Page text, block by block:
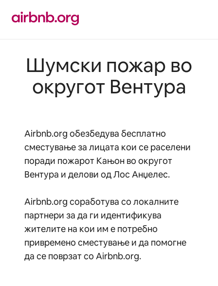
содржина
Шумски пожар во
округот Вентура
Airbnb.org обезбедува бесплатно
сместување за лицата кои се раселени
поради пожарот Кањон во округот
Вентура и делови од Лос Анџелес.
Airbnb.org соработува со локалните
партнери за да ги идентификува
жителите на кои им е потребно
привремено сместување и да помогне
да се поврзат со Airbnb.org.